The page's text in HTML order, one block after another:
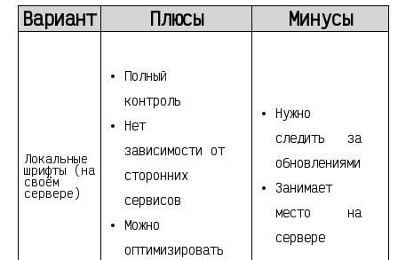
Вариант Плюсы Минусы
Локальные
шрифты (на
своём
сервере)
Полный
контроль
Нет
зависимости от
сторонних
сервисов
Можно
оптимизировать
Нужно
следить за
обновлениями
Занимает
место на
сервере